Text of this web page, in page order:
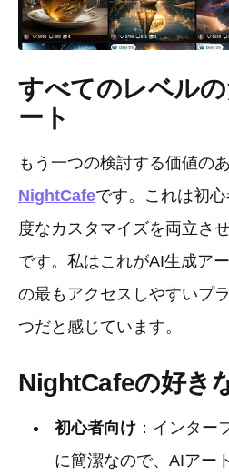
すべてのレベル
ート
もう一つの検討する価値の
NightCafeです。これは初
度なカスタマイズを両立さ
です。私はこれがAI生成ア
の最もアクセスしやすいプ
つだと感じています。
NightCafeの好き
初心者向け：インター
に簡潔なので、AIアー